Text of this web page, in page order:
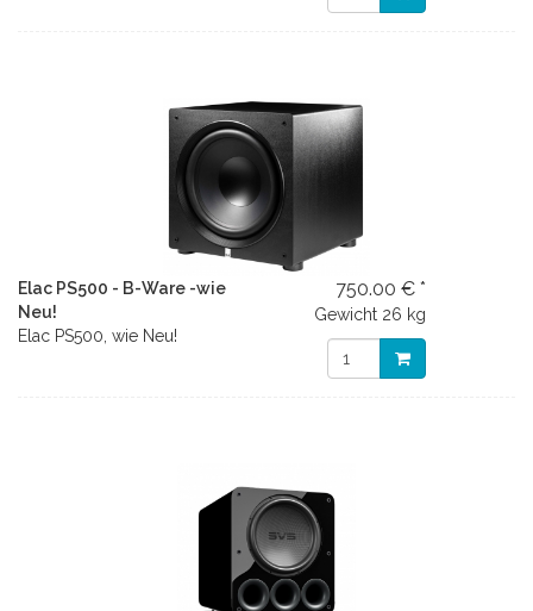
Elac PS500 - B-Ware -wie
Neu!
Elac PS500, wie Neu!
750.00 € *
Gewicht 26 kg